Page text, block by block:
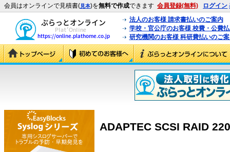
会員はオンラインで見積書(見本)を無料で作成できます 会員登録(無料) ログイン
法人のお客様 請求書払いのご案内
学校・官公庁のお客様 校費・公費
研究機関のお客様 科研費払いのご
ADAPTEC SCSI RAID